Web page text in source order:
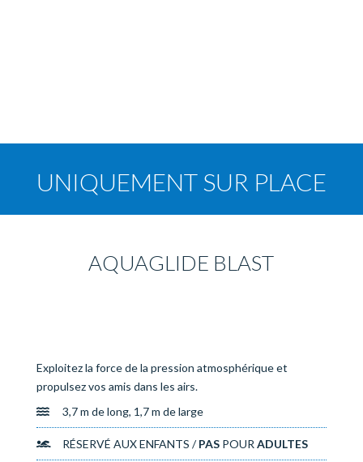
UNIQUEMENT SUR PLACE
AQUAGLIDE BLAST
Exploitez la force de la pression atmosphérique et
propulsez vos amis dans les airs.
3,7 m de long, 1,7 m de large
RÉSERVÉ AUX ENFANTS /PASPOUR ADULTES